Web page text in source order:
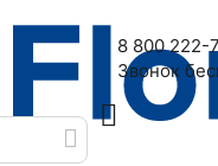
улица, 6
8 800 222-
Звонок